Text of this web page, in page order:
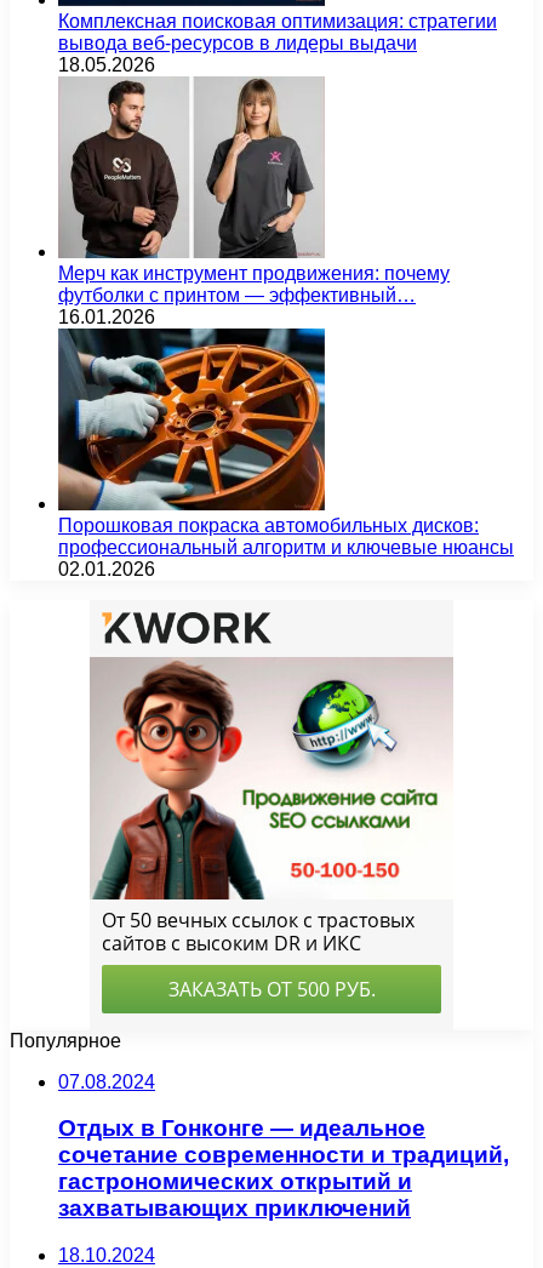
Комплексная поисковая оптимизация: стратегии
вывода веб-ресурсов в лидеры выдачи
18.05.2026
Мерч как инструмент продвижения: почему
футболки с принтом — эффективный…
16.01.2026
Порошковая покраска автомобильных дисков:
профессиональный алгоритм и ключевые нюансы
02.01.2026
Популярное
07.08.2024
Отдых в Гонконге — идеальное
сочетание современности и традиций,
гастрономических открытий и
захватывающих приключений
18.10.2024